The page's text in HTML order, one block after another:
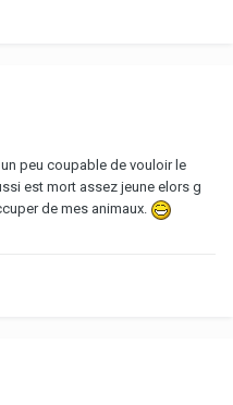
peu coupable de vouloir le
est mort assez jeune elors g
de mes animaux.